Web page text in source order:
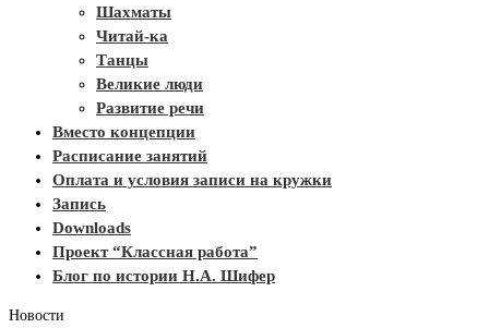
Шахматы
Читай-ка
Танцы
Великие люди
Развитие речи
Вместо концепции
Расписание занятий
Оплата и условия записи на кружки
Запись
Downloads
Проект “Классная работа”
Блог по истории Н.А. Шифер
Новости